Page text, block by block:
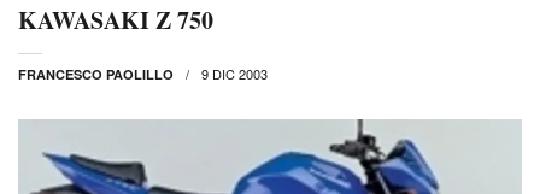
KAWASAKI Z 750
FRANCESCO PAOLILLO 9 DIC 2003